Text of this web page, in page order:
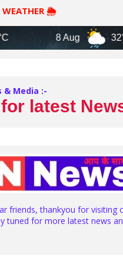
WEATHER 🌦️
8 Aug 32°C
& Media :-
News
friends, thankyou for visiting
tuned for more latest news